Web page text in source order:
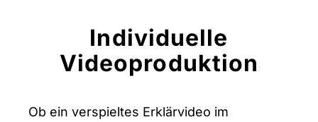
Individuelle
Videoproduktion
Ob ein verspieltes Erklärvideo im